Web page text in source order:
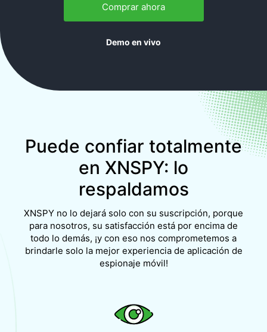
responderá sus consultas las 24 horas del día, los 7
días de la semana.
Comprar ahora
Demo en vivo
Puede confiar totalmente
en XNSPY: lo
respaldamos
XNSPY no lo dejará solo con su suscripción, porque
para nosotros, su satisfacción está por encima de
todo lo demás, ¡y con eso nos comprometemos a
brindarle solo la mejor experiencia de aplicación de
espionaje móvil!